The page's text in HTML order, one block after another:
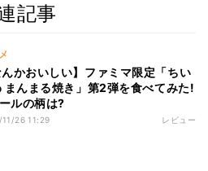
記事
んかおいしい】ファミマ限定「ちい
まんまる焼き」第2弾を食べてみた!
ルの柄は?
26 11:29 レビュー